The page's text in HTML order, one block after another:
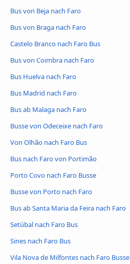
Bus von Beja nach Faro
Bus von Braga nach Faro
Castelo Branco nach Faro Bus
Bus von Coimbra nach Faro
Bus Huelva nach Faro
Bus Madrid nach Faro
Bus ab Malaga nach Faro
Busse von Odeceixe nach Faro
Von Olhão nach Faro Bus
Bus nach Faro von Portimão
Porto Covo nach Faro Busse
Busse von Porto nach Faro
Bus ab Santa Maria da Feira nach Faro
Setúbal nach Faro Bus
Sines nach Faro Bus
Vila Nova de Milfontes nach Faro Busse